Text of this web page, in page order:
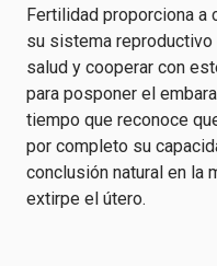
Fertilidad proporciona a
su sistema
salud y cooperar con
para posponer el
tiempo que reconoce
por completo su
conclusión natural en la
extirpe el útero.